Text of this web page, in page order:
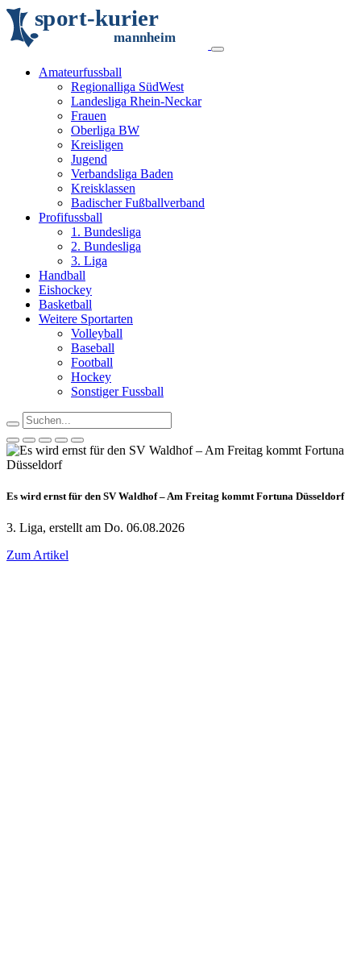
sport-kurier
mannheim
Amateurfussball
Regionalliga SüdWest
Landesliga Rhein-Neckar
Frauen
Oberliga BW
Kreisligen
Jugend
Verbandsliga Baden
Kreisklassen
Badischer Fußballverband
Profifussball
1. Bundesliga
2. Bundesliga
3. Liga
Handball
Eishockey
Basketball
Weitere Sportarten
Volleyball
Baseball
Football
Hockey
Sonstiger Fussball
Es wird ernst für den SV Waldhof – Am Freitag kommt Fortuna Düsseldorf
3. Liga, erstellt am Do. 06.08.2026
Zum Artikel